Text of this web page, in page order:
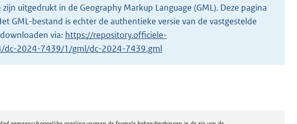
g
r
o
o
uitgedrukt in de Geography Markup Language (GML). Deze pagina
GML-bestand is echter de authentieke versie van de vastgestelde
via: https://repository.officiele-
dc-2024-7439/1/gml/dc-2024-7439.gml